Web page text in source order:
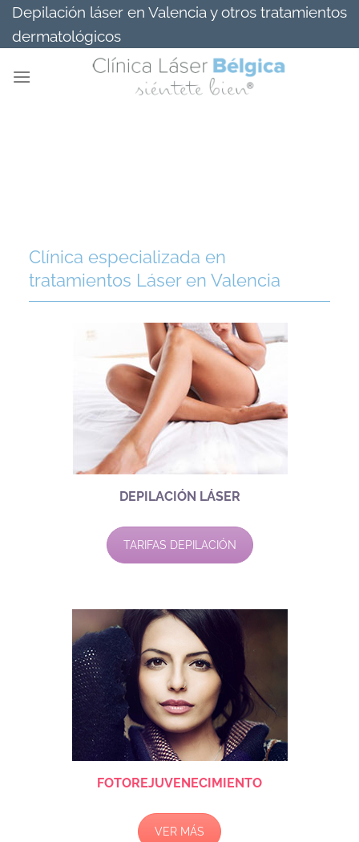
Saltar
contenido
Depilación láser en Valencia y otros tratamientos
dermatológicos
Clínica especializada en
tratamientos Láser en Valencia
DEPILACIÓN LÁSER
TARIFAS DEPILACIÓN
FOTOREJUVENECIMIENTO
VER MÁS